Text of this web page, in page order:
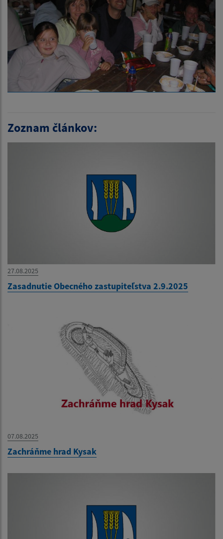
Zoznam článkov:
27.08.2025
Zasadnutie Obecného zastupiteľstva 2.9.2025
07.08.2025
Zachráňme hrad Kysak